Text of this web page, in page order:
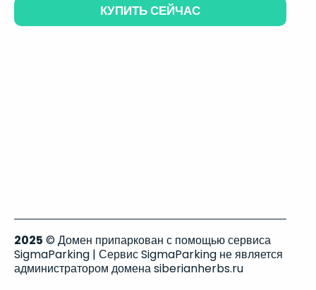
КУПИТЬ СЕЙЧАС
2025 © Домен припаркован с помощью сервиса
SigmaParking | Сервис SigmaParking не является
администратором домена siberianherbs.ru